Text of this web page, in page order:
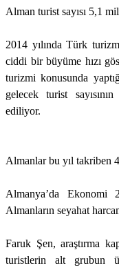
Alman turist sayısı 5,1
2014 yılında Türk
ciddi bir büyüme hızı
turizmi konusunda
gelecek turist
ediliyor.
Almanlar bu yıl takriben
Almanya’da Ekonomi
Almanların seyahat
Faruk Şen, araştırma
turistlerin alt grubun